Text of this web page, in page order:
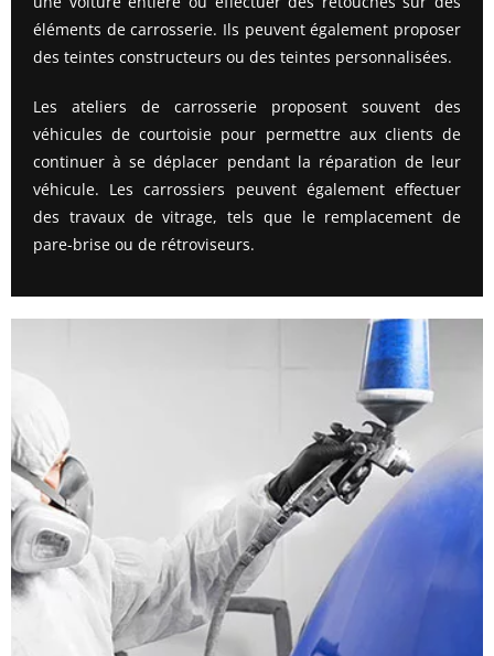
éléments de carrosserie. Ils peuvent également proposer
des teintes constructeurs ou des teintes personnalisées.
Les ateliers de carrosserie proposent souvent des
véhicules de courtoisie pour permettre aux clients de
continuer à se déplacer pendant la réparation de leur
véhicule. Les carrossiers peuvent également effectuer
des travaux de vitrage, tels que le remplacement de
pare-brise ou de rétroviseurs.